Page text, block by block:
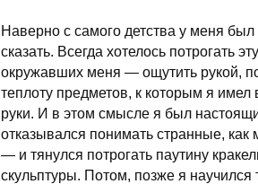
Наверно с самого детства у меня
сказать. Всегда хотелось потрогать
окружавших меня — ощутить рукой,
теплоту предметов, к которым я имел
руки. И в этом смысле я был
отказывался понимать странные,
— и тянулся потрогать паутину
скульптуры. Потом, позже я